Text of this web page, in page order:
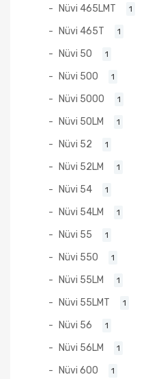
Nüvi 465LMT 1
Nüvi 465T 1
Nüvi 50 1
Nüvi 500 1
Nüvi 5000 1
Nüvi 50LM 1
Nüvi 52 1
Nüvi 52LM 1
Nüvi 54 1
Nüvi 54LM 1
Nüvi 55 1
Nüvi 550 1
Nüvi 55LM 1
Nüvi 55LMT 1
Nüvi 56 1
Nüvi 56LM 1
Nüvi 600 1